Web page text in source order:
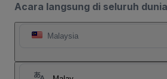
Acara langsung di seluruh dunia
Malaysia